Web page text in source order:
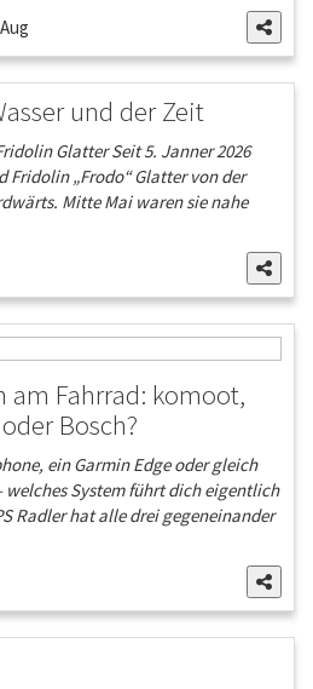
und der Zeit
Glatter Seit 5. Janner 2026
Fridolin „Frodo“ Glatter von der
Mitte Mai waren sie nahe
am Fahrrad: komoot,
Bosch?
ein Garmin Edge oder gleich
welches System führt dich eigentlich
Radler hat alle drei gegeneinander